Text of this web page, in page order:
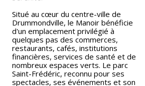
Situé au cœur du centre-ville de
Drummondville, le Manoir bénéficie
d'un emplacement privilégié à
quelques pas des commerces,
restaurants, cafés, institutions
financières, services de santé et de
nombreux espaces verts. Le parc
Saint-Frédéric, reconnu pour ses
spectacles, ses événements et son